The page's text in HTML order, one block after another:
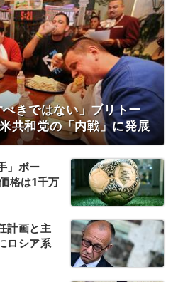
きではない」ブリトー
共和党の「内戦」に発展
」ボー
格は1千万
計画と主
ロシア系